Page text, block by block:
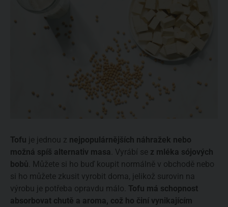
Tofu je jednou z nejpopulárnějších náhražek nebo
možná spíš alternativ masa . Vyrábí se z mléka sójových
bobů . Můžete si ho buď koupit normálně v obchodě nebo
si ho můžete zkusit vyrobit doma, jelikož surovin na
výrobu je potřeba opravdu málo. Tofu má schopnost
absorbovat chutě a aroma, což ho činí vynikajícím